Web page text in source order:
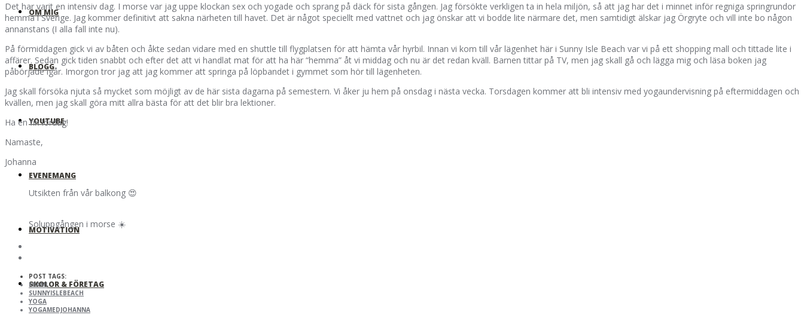
OM MIG
BLOGG
YOUTUBE
EVENEMANG
MOTIVATION
SKOLOR & FÖRETAG
Det har varit en intensiv dag. I morse var jag uppe klockan sex och yogade och sprang på däck för sista gången. Jag försökte verkligen ta in hela miljön, så att jag har det i minnet inför regniga springrundor
hemma i Sverige. Jag kommer definitivt att sakna närheten till havet. Det är något speciellt med vattnet och jag önskar att vi bodde lite närmare det, men samtidigt älskar jag Örgryte och vill inte bo någon
annanstans (I alla fall inte nu).
På förmiddagen gick vi av båten och åkte sedan vidare med en shuttle till flygplatsen för att hämta vår hyrbil. Innan vi kom till vår lägenhet här i Sunny Isle Beach var vi på ett shopping mall och tittade lite i
affärer. Sedan gick tiden snabbt och efter det att vi handlat mat för att ha här “hemma” åt vi middag och nu är det redan kväll. Barnen tittar på TV, men jag skall gå och lägga mig och läsa boken jag
påbörjade igår. Imorgon tror jag att jag kommer att springa på löpbandet i gymmet som hör till lägenheten.
Jag skall försöka njuta så mycket som möjligt av de här sista dagarna på semestern. Vi åker ju hem på onsdag i nästa vecka. Torsdagen kommer att bli intensiv med yogaundervisning på eftermiddagen och
kvällen, men jag skall göra mitt allra bästa för att det blir bra lektioner.
Ha en fin lördag!
Namaste,
Johanna
Utsikten från vår balkong 😍
Soluppgången i morse ☀️
POST TAGS:
MIAMI
SUNNYISLEBEACH
YOGA
YOGAMEDJOHANNA